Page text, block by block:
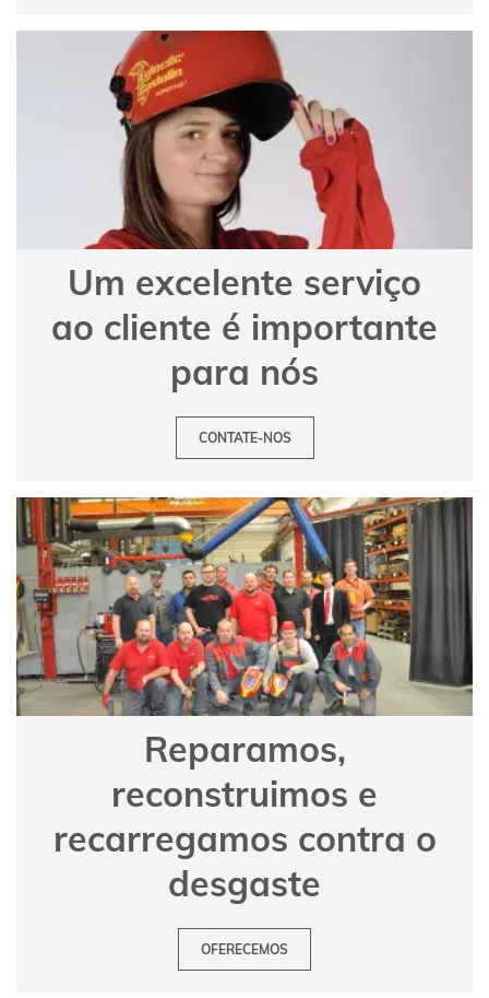
Um excelente serviço
ao cliente é importante
para nós
CONTATE-NOS
Reparamos,
reconstruimos e
recarregamos contra o
desgaste
OFERECEMOS